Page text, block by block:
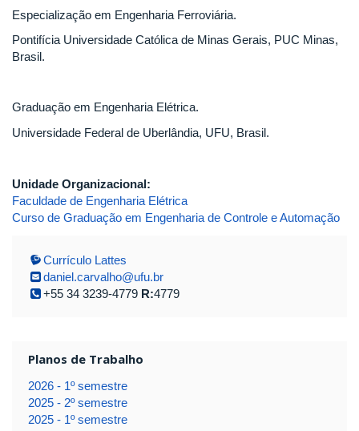
Especialização em Engenharia Ferroviária.
Pontifícia Universidade Católica de Minas Gerais, PUC Minas,
Brasil.
Graduação em Engenharia Elétrica.
Universidade Federal de Uberlândia, UFU, Brasil.
Unidade Organizacional:
Faculdade de Engenharia Elétrica
Curso de Graduação em Engenharia de Controle e Automação
Currículo Lattes
daniel.carvalho@ufu.br
+55 34 3239-4779 R:4779
Planos de Trabalho
2026 - 1º semestre
2025 - 2º semestre
2025 - 1º semestre